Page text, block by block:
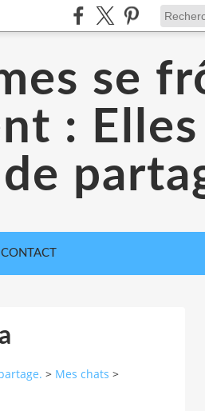
se
:
CONTACT
> Mes chats >